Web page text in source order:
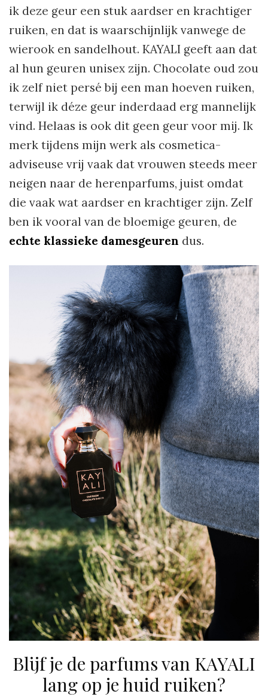
ik deze geur een stuk aardser en krachtiger
ruiken, en dat is waarschijnlijk vanwege de
wierook en sandelhout. KAYALI geeft aan dat
al hun geuren unisex zijn. Chocolate oud zou
ik zelf niet persé bij een man hoeven ruiken,
terwijl ik déze geur inderdaad erg mannelijk
vind. Helaas is ook dit geen geur voor mij. Ik
merk tijdens mijn werk als cosmetica-
adviseuse vrij vaak dat vrouwen steeds meer
neigen naar de herenparfums, juist omdat
die vaak wat aardser en krachtiger zijn. Zelf
ben ik vooral van de bloemige geuren, de
echte klassieke damesgeuren dus.
Blijf je de parfums van KAYALI
lang op je huid ruiken?